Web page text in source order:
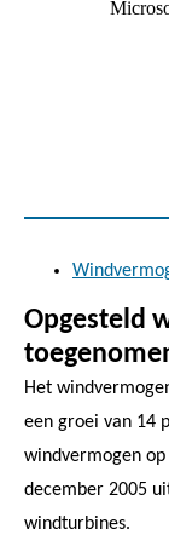
Opgesteld
Het
een groei van 14
windvermogen
december 2005
windturbines.